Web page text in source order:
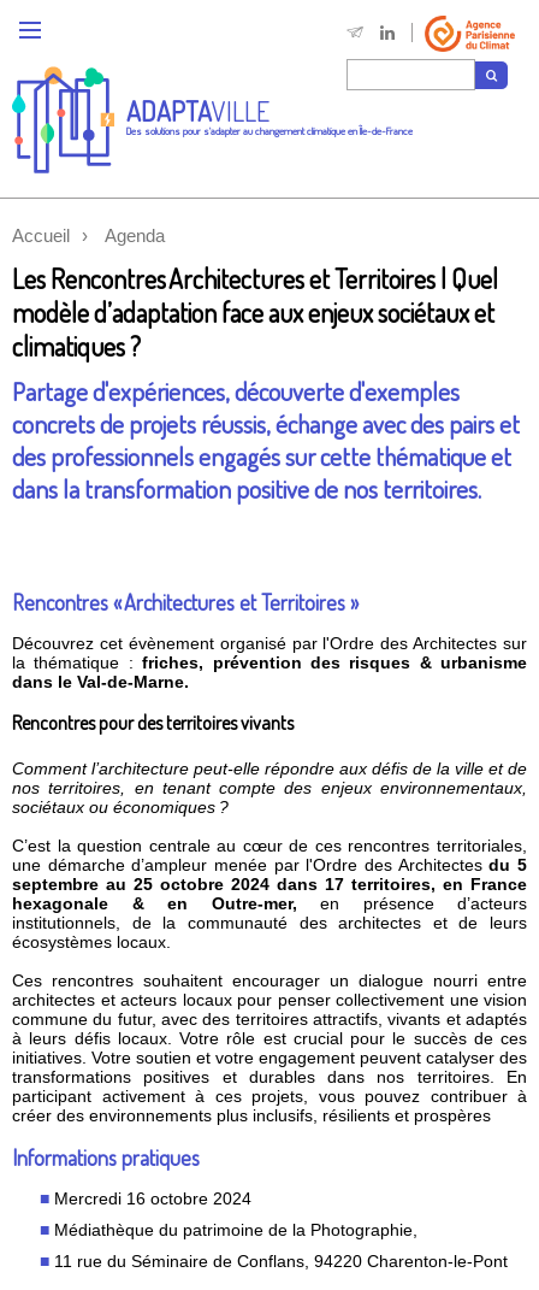
ADAPTAVILLE
Des solutions pour s'adapter au changement climatique en Île-de-France
Accueil Agenda
Les Rencontres Architectures et Territoires | Quel
modèle d’adaptation face aux enjeux sociétaux et
climatiques ?
Partage d'expériences, découverte d'exemples
concrets de projets réussis, échange avec des pairs et
des professionnels engagés sur cette thématique et
dans la transformation positive de nos territoires.
Rencontres « Architectures et Territoires »
Découvrez cet évènement organisé par l'Ordre des Architectes sur
la thématique :friches, prévention des risques & urbanisme
dans le Val-de-Marne.
Rencontres pour des territoires vivants
Comment l’architecture peut-elle répondre aux défis de la ville et de
nos territoires, en tenant compte des enjeux environnementaux,
sociétaux ou économiques ?
C’est la question centrale au cœur de ces rencontres territoriales,
une démarche d’ampleur menée par l'Ordre des Architectesdu 5
septembre au 25 octobre 2024 dans 17 territoires, en France
hexagonale & en Outre-mer, en présence d’acteurs
institutionnels, de la communauté des architectes et de leurs
écosystèmes locaux.
Ces rencontres souhaitent encourager un dialogue nourri entre
architectes et acteurs locaux pour penser collectivement une vision
commune du futur, avec des territoires attractifs, vivants et adaptés
à leurs défis locaux. Votre rôle est crucial pour le succès de ces
initiatives. Votre soutien et votre engagement peuvent catalyser des
transformations positives et durables dans nos territoires. En
participant activement à ces projets, vous pouvez contribuer à
créer des environnements plus inclusifs, résilients et prospères
Informations pratiques
Mercredi 16 octobre 2024
Médiathèque du patrimoine de la Photographie,
11 rue du Séminaire de Conflans, 94220 Charenton-le-Pont